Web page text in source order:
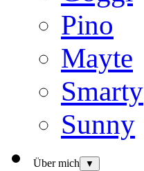
Pino
Mayte
Smarty
Sunny
Über mich ▼